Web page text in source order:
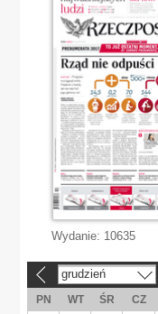
Wydanie: 10635
grudzień
PN WT ŚR CZ